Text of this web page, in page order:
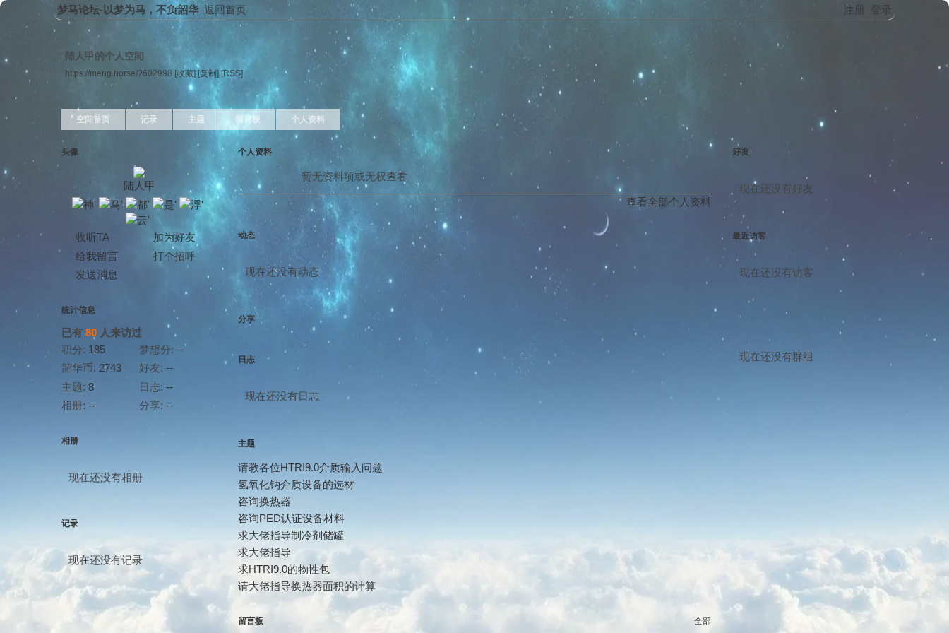
注册 登录
梦马论坛-以梦为马，不负韶华 返回首页
陆人甲的个人空间
https://meng.horse/?602998 [收藏] [复制] [RSS]
空间首页 记录 主题 留言板 个人资料
头像
陆人甲
收听TA
加为好友
给我留言
打个招呼
发送消息
统计信息
已有 80 人来访过
积分: 185 梦想分: --
韶华币: 2743 好友: --
主题: 8 日志: --
相册: -- 分享: --
相册
现在还没有相册
记录
现在还没有记录
个人资料
暂无资料项或无权查看
查看全部个人资料
动态
现在还没有动态
分享
日志
现在还没有日志
主题
请教各位HTRI9.0介质输入问题
氢氧化钠介质设备的选材
咨询换热器
咨询PED认证设备材料
求大佬指导制冷剂储罐
求大佬指导
求HTRI9.0的物性包
请大佬指导换热器面积的计算
留言板 全部
好友
现在还没有好友
最近访客
现在还没有访客
现在还没有群组